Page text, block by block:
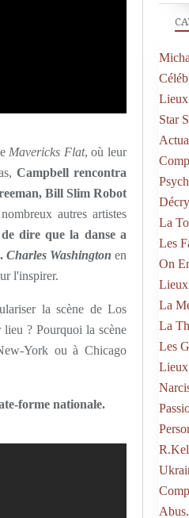
Mavericks Flat, où leur
Campbell rencontra
Bill Slim Robot
autres artistes
dire que la danse a
Charles Washington en
l'inspirer.
la scène de Los
? Pourquoi la scène
York ou à Chicago
forme nationale.
Lieux
Star
La
Les
On
Lieux
La
La
Les
Abus.